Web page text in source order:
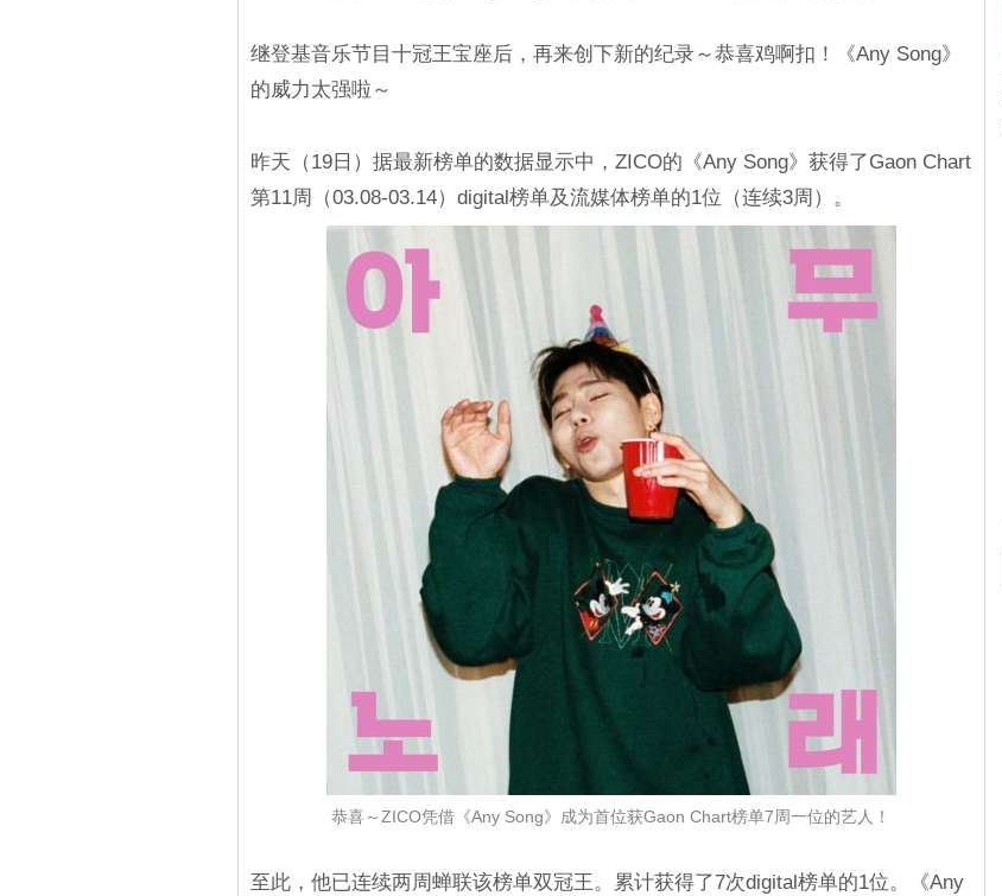
继登基音乐节目十冠王宝座后，再来创下新的纪录～恭喜鸡啊扣！《Any Song》
的威力太强啦～
昨天（19日）据最新榜单的数据显示中，ZICO的《Any Song》获得了Gaon Chart
第11周（03.08-03.14）digital榜单及流媒体榜单的1位（连续3周）。
恭喜～ZICO凭借《Any Song》成为首位获Gaon Chart榜单7周一位的艺人！
至此，他已连续两周蝉联该榜单双冠王。累计获得了7次digital榜单的1位。《Any